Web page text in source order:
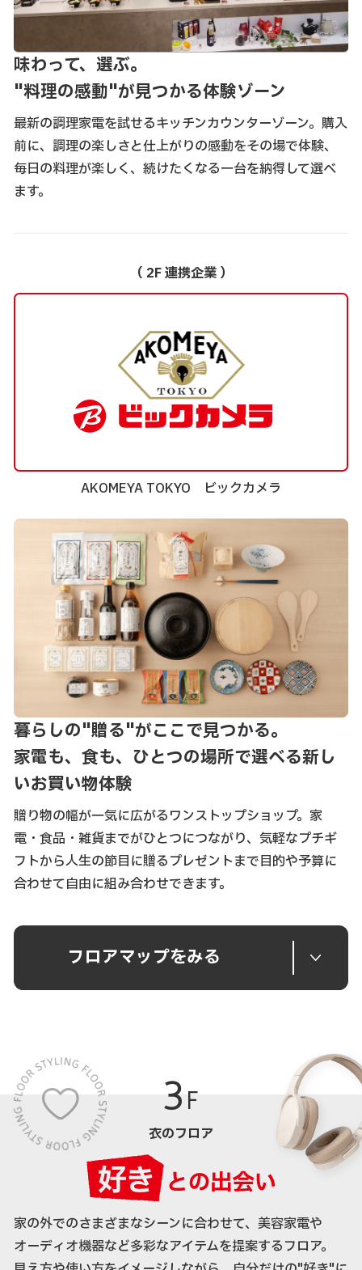
味わって、選ぶ。
"料理の感動"が見つかる体験ゾーン
最新の調理家電を試せるキッチンカウンターゾーン。購入
前に、調理の楽しさと仕上がりの感動をその場で体験、
毎日の料理が楽しく、続けたくなる一台を納得して選べ
ます。
（ 2F 連携企業 ）
AKOMEYA TOKYO ビックカメラ
暮らしの"贈る"がここで見つかる。
家電も、食も、ひとつの場所で選べる新し
いお買い物体験
贈り物の幅が一気に広がるワンストップショップ。家
電・食品・雑貨までがひとつにつながり、気軽なプチギ
フトから人生の節目に贈るプレゼントまで目的や予算に
合わせて自由に組み合わせできます。
フロアマップをみる
3 F
衣のフロア
家の外でのさまざまなシーンに合わせて、美容家電や
オーディオ機器など多彩なアイテムを提案するフロア。